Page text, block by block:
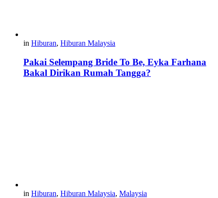
in Hiburan, Hiburan Malaysia
Pakai Selempang Bride To Be, Eyka Farhana
Bakal Dirikan Rumah Tangga?
in Hiburan, Hiburan Malaysia, Malaysia